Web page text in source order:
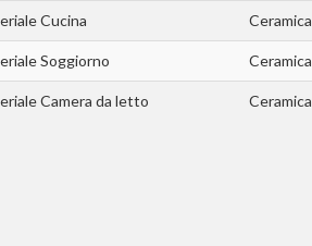
Cucina Ceramica
Soggiorno Ceramica
Camera da letto Ceramica